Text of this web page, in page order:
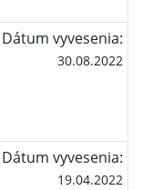
Dátum vyvesenia:
30.08.2022
Dátum vyvesenia:
19.04.2022